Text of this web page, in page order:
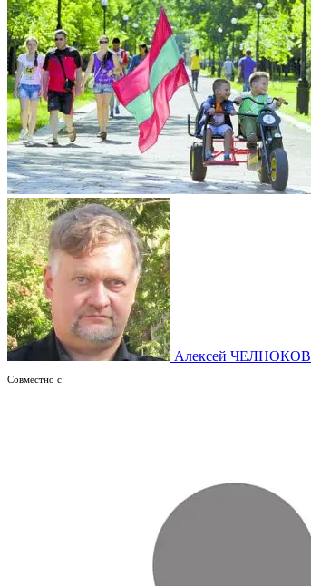
Алексей ЧЕЛНОКОВ
Совместно с: